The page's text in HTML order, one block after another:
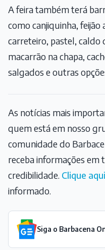
A feira também terá
como canjiquinha,
carreteiro, pastel, caldo
macarrão na chapa,
salgados e outras
As notícias mais
quem está em nosso
comunidade do
receba informações em
credibilidade. Clique aqui
informado.
Siga o Barbacena